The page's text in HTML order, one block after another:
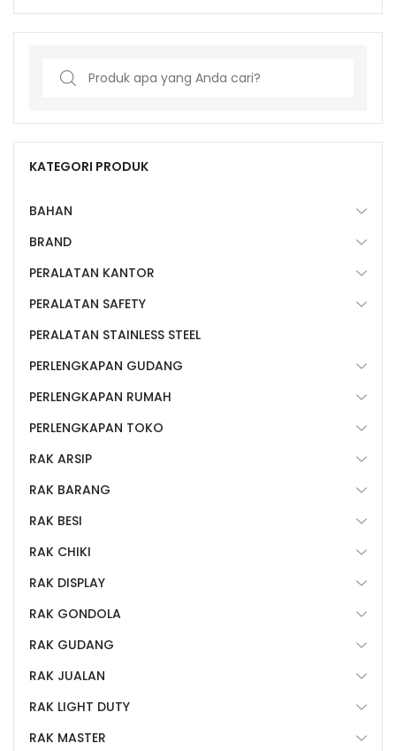
Search
KATEGORI PRODUK
BAHAN
BRAND
PERALATAN KANTOR
PERALATAN SAFETY
PERALATAN STAINLESS STEEL
PERLENGKAPAN GUDANG
PERLENGKAPAN RUMAH
PERLENGKAPAN TOKO
RAK ARSIP
RAK BARANG
RAK BESI
RAK CHIKI
RAK DISPLAY
RAK GONDOLA
RAK GUDANG
RAK JUALAN
RAK LIGHT DUTY
RAK MASTER